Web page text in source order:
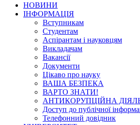
НОВИНИ
ІНФОРМАЦІЯ
Вступникам
Студентам
Аспірантам і науковцям
Викладачам
Вакансії
Документи
Цікаво про науку
ВАША БЕЗПЕКА
ВАРТО ЗНАТИ!
АНТИКОРУПЦІЙНА
Доступ до публічної
Телефонний довідник